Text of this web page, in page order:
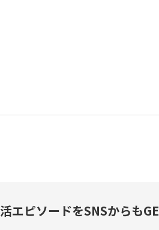
エピソードをSNSからも